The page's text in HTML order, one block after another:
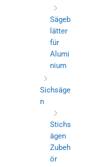
Sägeb
lätter
für
Alumi
nium
Sichsäge
n
Stichs
ägen
Zubeh
ör